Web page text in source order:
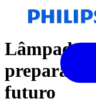
preparam
futuro